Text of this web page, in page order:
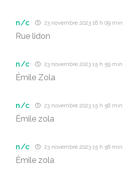
n/c 23 novembre 2023 16 h 09 min
Rue lidon
n/c 23 novembre 2023 15 h 59 min
Émile Zola
n/c 23 novembre 2023 15 h 56 min
Émile zola
n/c 23 novembre 2023 15 h 56 min
Émile zola